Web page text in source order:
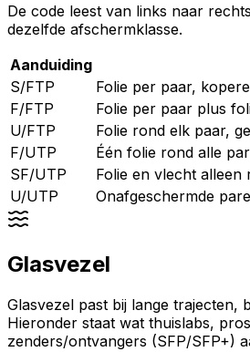
De code leest van links naar
dezelfde afschermklasse.
Aanduiding
S/FTP
Folie per paar,
F/FTP
Folie per paar plus
U/FTP
Folie rond elk paar,
F/UTP
Één folie rond alle
SF/UTP
Folie en vlecht
U/UTP
Onafgeschermde
Glasvezel
Glasvezel past bij lange
Hieronder staat wat thuislabs,
zenders/ontvangers (SFP/SFP+)